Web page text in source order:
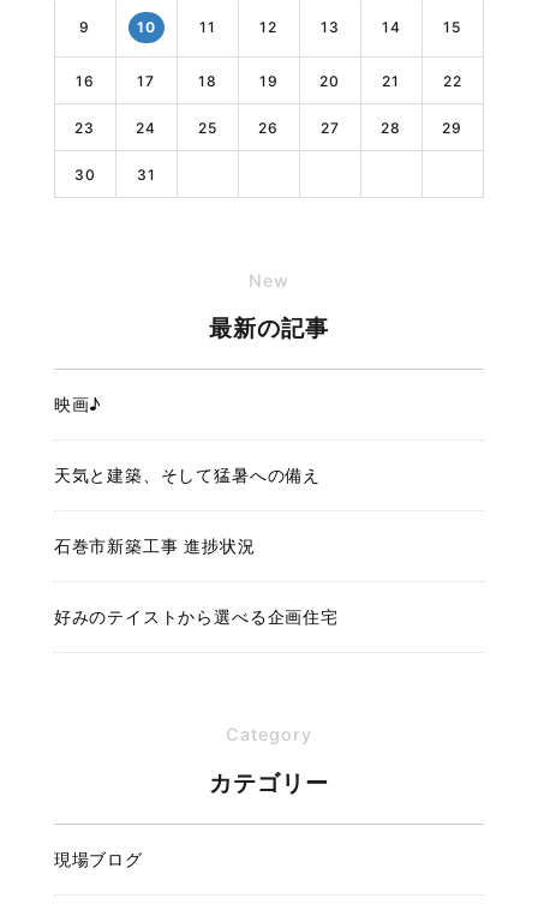
9 10 11 12 13 14 15
16 17 18 19 20 21 22
23 24 25 26 27 28 29
30 31
New
最新の記事
映画♪
天気と建築、そして猛暑への備え
石巻市新築工事 進捗状況
好みのテイストから選べる企画住宅
Category
カテゴリー
現場ブログ